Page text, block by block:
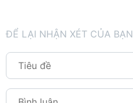
ĐỂ LẠI NHẬN XÉT CỦA BẠN